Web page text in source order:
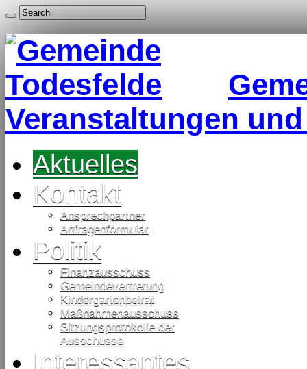
Veranstaltungen
Aktuelles
Kontakt
Ansprechpartner
Anfragenformular
Politik
Finanzausschuss
Gemeindevertretung
Kindergartenbeirat
Maßnahmenausschuss
Sitzungsprotokolle der
Ausschüsse
Interessantes